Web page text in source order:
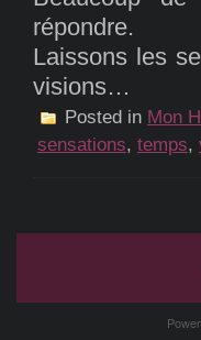
répondre.
Laissons les
visions…
Posted in Mon
sensations, temps,